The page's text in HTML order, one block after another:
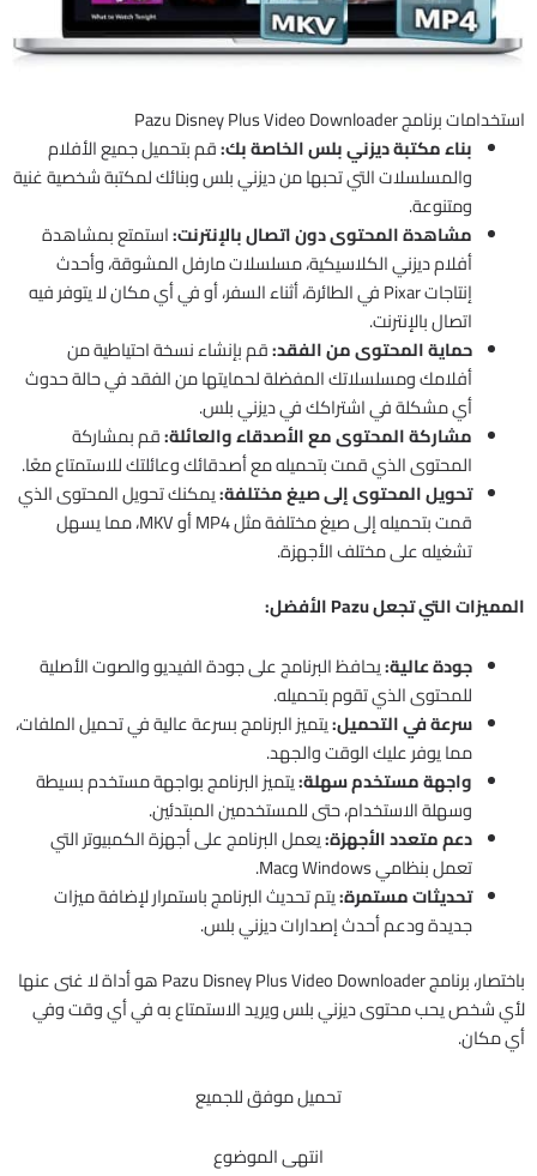
استخدامات برنامج Pazu Disney Plus Video Downloader
بناء مكتبة ديزني بلس الخاصة بك:قم بتحميل جميع الأفلام
والمسلسلات التي تحبها من ديزني بلس وبنائك لمكتبة شخصية غنية
ومتنوعة.
مشاهدة المحتوى دون اتصال بالإنترنت:استمتع بمشاهدة
أفلام ديزني الكلاسيكية، مسلسلات مارفل المشوقة، وأحدث
إنتاجات Pixar في الطائرة، أثناء السفر، أو في أي مكان لا يتوفر فيه
اتصال بالإنترنت.
حماية المحتوى من الفقد:قم بإنشاء نسخة احتياطية من
أفلامك ومسلسلاتك المفضلة لحمايتها من الفقد في حالة حدوث
أي مشكلة في اشتراكك في ديزني بلس.
مشاركة المحتوى مع الأصدقاء والعائلة:قم بمشاركة
المحتوى الذي قمت بتحميله مع أصدقائك وعائلتك للاستمتاع معًا.
تحويل المحتوى إلى صيغ مختلفة:يمكنك تحويل المحتوى الذي
قمت بتحميله إلى صيغ مختلفة مثل MP4 أو MKV، مما يسهل
تشغيله على مختلف الأجهزة.
المميزات التي تجعل Pazu الأفضل:
جودة عالية:يحافظ البرنامج على جودة الفيديو والصوت الأصلية
للمحتوى الذي تقوم بتحميله.
سرعة في التحميل:يتميز البرنامج بسرعة عالية في تحميل الملفات،
مما يوفر عليك الوقت والجهد.
واجهة مستخدم سهلة:يتميز البرنامج بواجهة مستخدم بسيطة
وسهلة الاستخدام، حتى للمستخدمين المبتدئين.
دعم متعدد الأجهزة:يعمل البرنامج على أجهزة الكمبيوتر التي
تعمل بنظامي Windows وMac.
تحديثات مستمرة:يتم تحديث البرنامج باستمرار لإضافة ميزات
جديدة ودعم أحدث إصدارات ديزني بلس.
باختصار، برنامج Pazu Disney Plus Video Downloader هو أداة لا غنى عنها
لأي شخص يحب محتوى ديزني بلس ويريد الاستمتاع به في أي وقت وفي
أي مكان.
تحميل موفق للجميع
انتهى الموضوع